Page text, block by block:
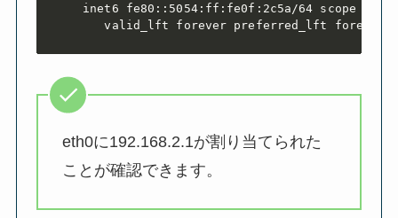
    inet6 fe80::5054:ff:fe0f:2c5a/64 scope link
       valid_lft forever preferred_lft forever
eth0に192.168.2.1が割り当てられた
ことが確認できます。